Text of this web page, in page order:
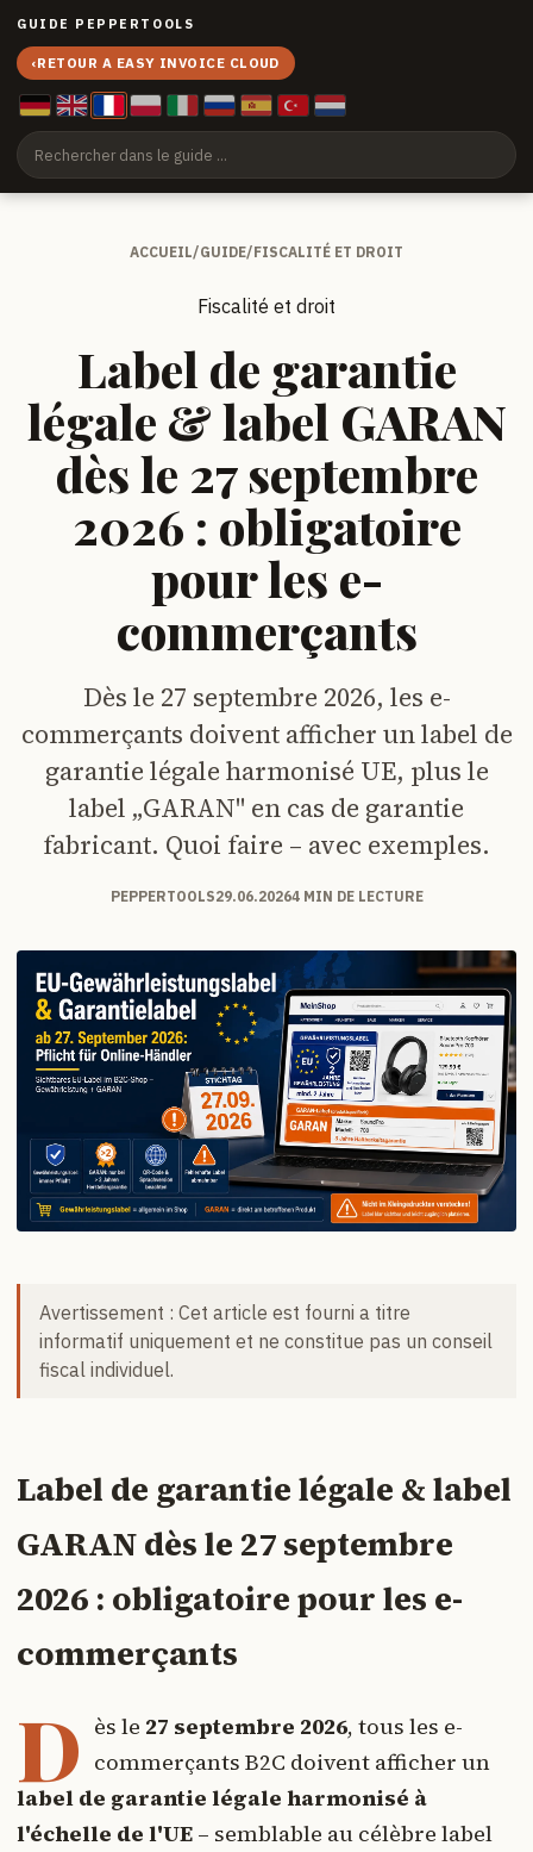
GUIDE PEPPERTOOLS
‹RETOUR A EASY INVOICE CLOUD
ACCUEIL/GUIDE/FISCALITÉ ET DROIT
Fiscalité et droit
Label de garantie
légale & label GARAN
dès le 27 septembre
2026 : obligatoire
pour les e-
commerçants
Dès le 27 septembre 2026, les e-
commerçants doivent afficher un label de
garantie légale harmonisé UE, plus le
label „GARAN" en cas de garantie
fabricant. Quoi faire – avec exemples.
PEPPERTOOLS29.06.20264 MIN DE LECTURE
Avertissement : Cet article est fourni a titre
informatif uniquement et ne constitue pas un conseil
fiscal individuel.
Label de garantie légale & label
GARAN dès le 27 septembre
2026 : obligatoire pour les e-
commerçants
D ès le 27 septembre 2026, tous les e-
commerçants B2C doivent afficher un
label de garantie légale harmonisé à
l'échelle de l'UE – semblable au célèbre label